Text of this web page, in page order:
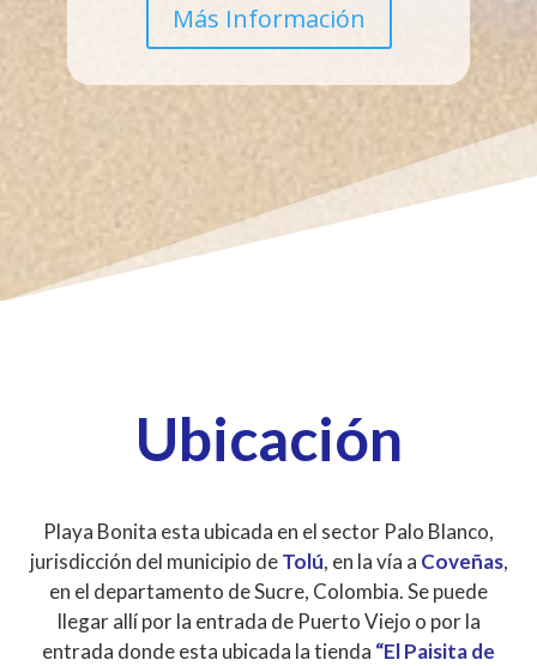
Más Información
Ubicación
Playa Bonita esta ubicada en el sector Palo Blanco,
jurisdicción del municipio deTolú, en la vía a Coveñas,
en el departamento de Sucre, Colombia. Se puede
llegar allí por la entrada de Puerto Viejo o por la
entrada donde esta ubicada la tienda “El Paisita de